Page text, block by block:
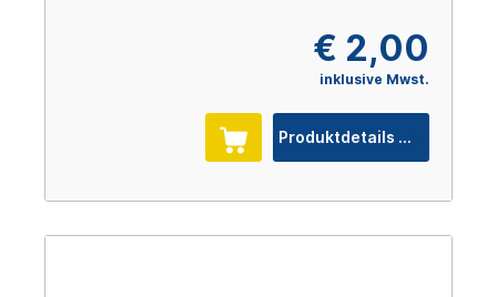
€ 2,00
inklusive Mwst.
Produktdetails